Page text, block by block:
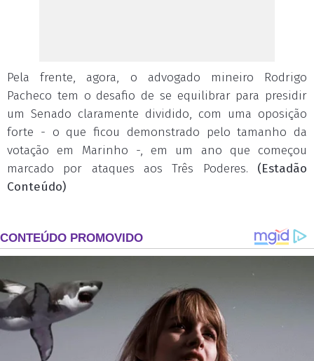
Pela frente, agora, o advogado mineiro Rodrigo
Pacheco tem o desafio de se equilibrar para presidir
um Senado claramente dividido, com uma oposição
forte - o que ficou demonstrado pelo tamanho da
votação em Marinho -, em um ano que começou
marcado por ataques aos Três Poderes. (Estadão
Conteúdo)